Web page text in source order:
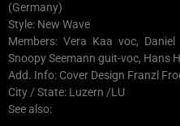
(Germany)
Style: New Wave
Members: Vera Kaa voc,
Snoopy Seemann guit-voc, Hans
Add. Info: Cover Design Franzl
City / State: Luzern /LU
See also: